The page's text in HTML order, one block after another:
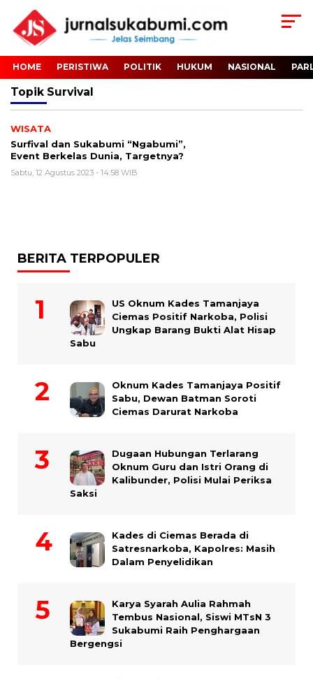
HOME PERISTIWA POLITIK HUKUM NASIONAL
Topik Survival
WISATA
Surfival dan Sukabumi “Ngabumi”,
Event Berkelas Dunia, Targetnya?
Sabtu, 12 Agustus 2023 - 14:58 WIB
BERITA TERPOPULER
US Oknum Kades Tamanjaya
Ciemas Positif Narkoba, Polisi
Ungkap Barang Bukti Alat Hisap
Sabu
Oknum Kades Tamanjaya Positif
Sabu, Dewan Batman Soroti
Ciemas Darurat Narkoba
Dugaan Hubungan Terlarang
Oknum Guru dan Istri Orang di
Kalibunder, Polisi Mulai Periksa
Saksi
Kades di Ciemas Berada di
Satresnarkoba, Kapolres: Masih
Dalam Penyelidikan
Karya Syarah Aulia Rahmah
Tembus Nasional, Siswi MTsN 3
Sukabumi Raih Penghargaan
Bergengsi